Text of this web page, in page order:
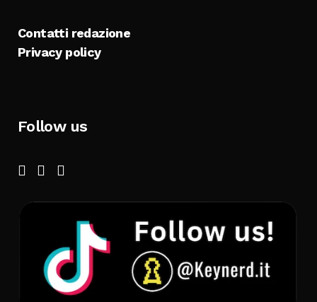
Contatti redazione
Privacy policy
Follow us